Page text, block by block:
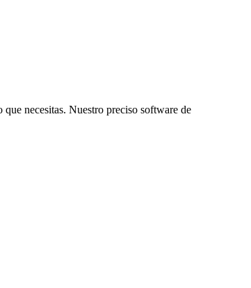
que necesitas. Nuestro preciso software de